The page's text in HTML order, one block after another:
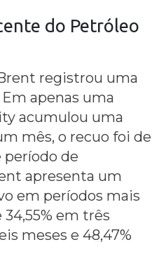
do Petróleo
registrou uma
apenas uma
acumulou uma
mês, o recuo foi de
período de
apresenta um
em períodos mais
em três
meses e 48,47%